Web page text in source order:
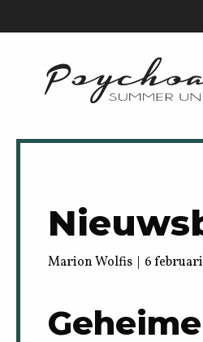
Marion Wolfis | 6